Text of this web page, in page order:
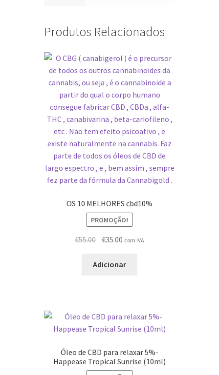
Produtos Relacionados
OS 10 MELHORES cbd10%
PROMOÇÃO!
€55.00 O
original
€35.00 O
atual
com IVA
Adicionar
Óleo de CBD para relaxar 5%-
Happease Tropical Sunrise (10ml)